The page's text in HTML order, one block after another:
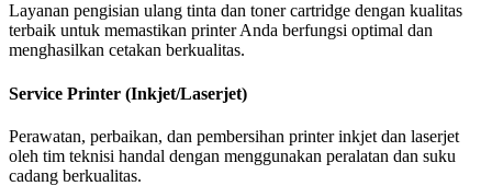
Layanan pengisian ulang tinta dan toner cartridge dengan kualitas
terbaik untuk memastikan printer Anda berfungsi optimal dan
menghasilkan cetakan berkualitas.
Service Printer (Inkjet/Laserjet)
Perawatan, perbaikan, dan pembersihan printer inkjet dan laserjet
oleh tim teknisi handal dengan menggunakan peralatan dan suku
cadang berkualitas.